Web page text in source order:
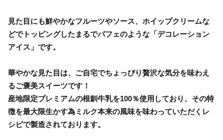
見た目にも鮮やかなフルーツやソース、ホイップクリームな
どでトッピングしたまるでパフェのような「デコレーション
アイス」です。
華やかな見た目は、ご自宅でちょっぴり贅沢な気分を味わえ
るご褒美スイーツです！
産地限定プレミアムの根釧牛乳を100％使用しており、その特
徴を最大限生かす為ミルク本来の風味を味わっていただくレ
シピで製造されております。